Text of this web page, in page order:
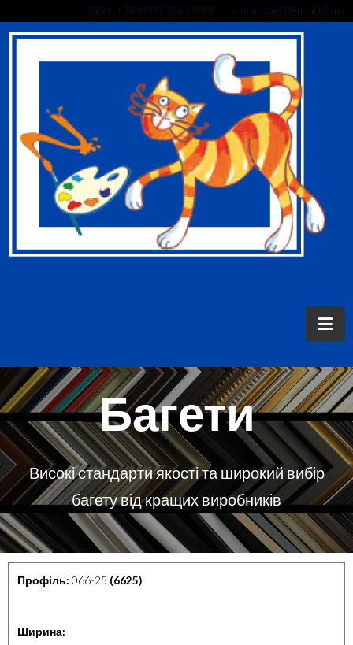
Viber: +38 (096) 766 68 89 e-mail: baget@mail.lviv.ua
Багети
Високі стандарти якості та широкий вибір
багету від кращих виробників
Профіль: 066-25 (6625)
Ширина: